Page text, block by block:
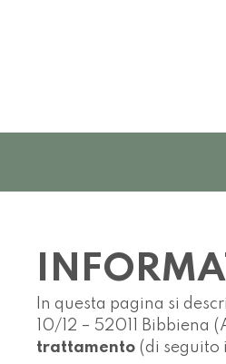
In questa pagina si
10/12 – 52011
trattamento (di seguito